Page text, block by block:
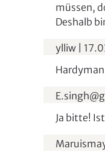
müssen,
Deshalb
ylliw
Ja bitte!